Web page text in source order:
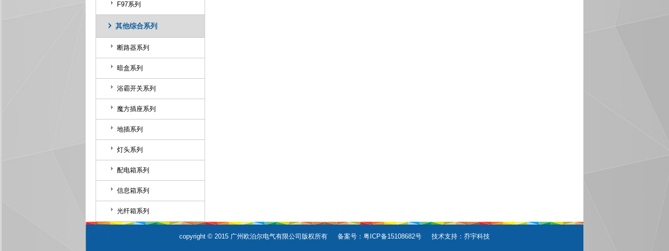
F97系列
其他综合系列
断路器系列
暗盒系列
浴霸开关系列
魔方插座系列
地插系列
灯头系列
配电箱系列
信息箱系列
光纤箱系列
copyright © 2015 广州欧泊尔电气有限公司版权所有 备案号： 粤ICP备15108682号 技术支持： 乔宇科技